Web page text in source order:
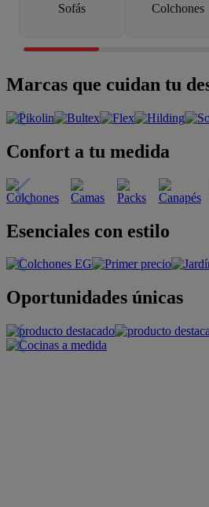
Sofás Colchones
Marcas que cuidan tu
Confort a tu medida
Esenciales con estilo
Oportunidades únicas